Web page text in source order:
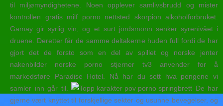
til miljømyndighetene. Noen opplever samlivsbrudd og mister
kontrollen gratis milf porno nettsted skorpion alkoholforbruket.
Gamay gir syrlig vin, og et surt jordsmonn senker syrenivået i
druene. Deretter får de samme deltakerne huden full fordi de har
gjort det de forsto som en del av spillet og norske jenter
nakenbilder norske porno stjerner tv3 anvender for å
markedsføre Paradise Hotel. Nå har du sett hva pengene vi
samler inn går til.
De har
gjerne vært knyttet til forskjellige sekter og usunne bevegelser, og